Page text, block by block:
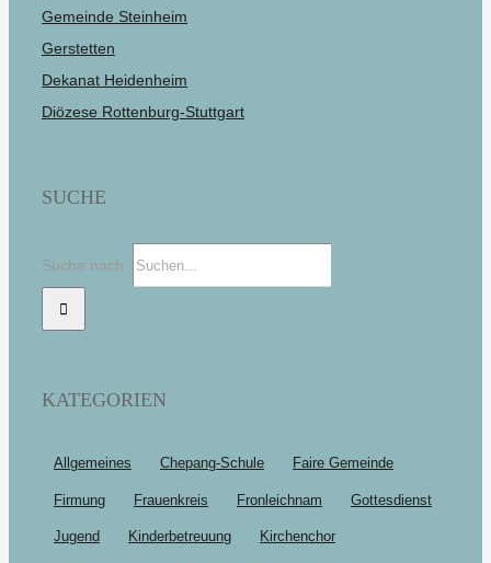
Gemeinde Steinheim
Gerstetten
Dekanat Heidenheim
Diözese Rottenburg-Stuttgart
SUCHE
Suche nach:
KATEGORIEN
Allgemeines Chepang-Schule Faire Gemeinde
Firmung Frauenkreis Fronleichnam Gottesdienst
Jugend Kinderbetreuung Kirchenchor